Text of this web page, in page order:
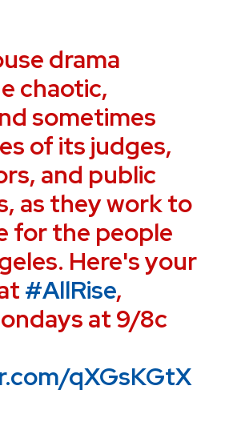
drama
chaotic,
sometimes
of its judges,
and public
as they work to
for the people
Here's your
#AllRise,
at 9/8c
qXGsKGtX